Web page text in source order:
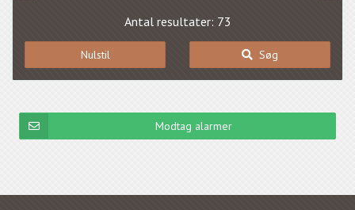
Antal resultater: 73
Nulstil Søg
Modtag alarmer